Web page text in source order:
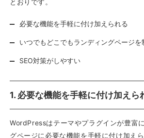
とおりです。
必要な機能を手軽に付け加えられる
いつでもどこでもランディングページを
SEO対策がしやすい
1. 必要な機能を手軽に付け加えら
WordPressはテーマやプラグインが豊富
グページに必要な機能を手軽に付け加えら